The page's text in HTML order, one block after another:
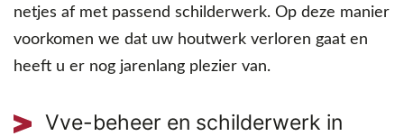
netjes af met passend schilderwerk. Op deze manier
voorkomen we dat uw houtwerk verloren gaat en
heeft u er nog jarenlang plezier van.
Vve-beheer en schilderwerk in